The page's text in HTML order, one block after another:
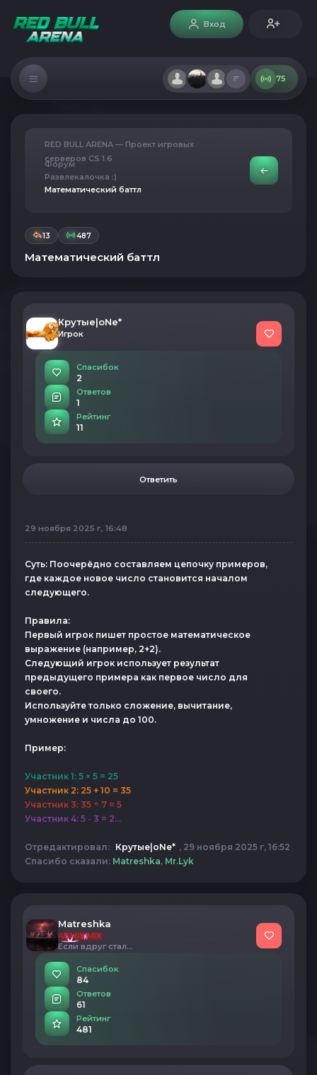
Вход
75
RED BULL ARENA — Проект игровых
серверов CS 1.6
Форум
Развлекалочка :)
Математический баттл
13 487
Математический баттл
Крутые|oNe*
Игрок
Спасибок
2
Ответов
1
Рейтинг
11
Ответить
29 ноября 2025 г, 16:48
Суть: Поочерёдно составляем цепочку примеров,
где каждое новое число становится началом
следующего.
Правила:
Первый игрок пишет простое математическое
выражение (например, 2+2).
Следующий игрок использует результат
предыдущего примера как первое число для
своего.
Используйте только сложение, вычитание,
умножение и числа до 100.
Пример:
Участник 1: 5 × 5 = 25
Участник 2: 25 + 10 = 35
Участник 3: 35 ÷ 7 = 5
Участник 4: 5 - 3 = 2...
Отредактировал: Крутые|oNe* , 29 ноября 2025 г, 16:52
Спасибо сказали: Matreshka, Mr.Lyk
Matreshka
ADMIN MIX
Если вдруг стало грустно, подумайте про осьминога. У него и ноги от ушей, и руки из … И ничего, не жалуется.)))
Спасибок
84
Ответов
61
Рейтинг
481